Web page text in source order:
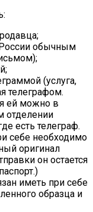
обычным
(услуга,
телеграфом.
ей можно в
отделении
есть телеграф.
себе необходимо
оригинал
он остается
иметь при себе
образца и